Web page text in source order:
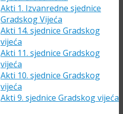
Akti 1. Izvanredne sjednice
Gradskog Vijeća
Akti 14. sjednice Gradskog
vijeća
Akti 11. sjednice Gradskog
vijeća
Akti 10. sjednice Gradskog
vijeća
Akti 9. sjednice Gradskog vijeća